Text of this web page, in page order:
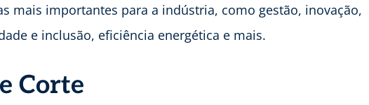
mais importantes para a indústria, como gestão, inovação,
e inclusão, eficiência energética e mais.
Corte